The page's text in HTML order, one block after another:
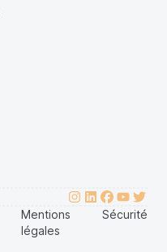
Mentions
légales
Sécurité